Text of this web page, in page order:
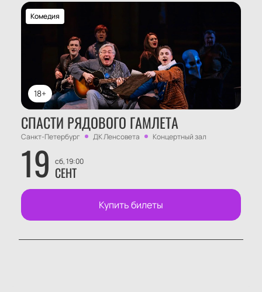
18+
Комедия
СПАСТИ РЯДОВОГО ГАМЛЕТА
Санкт-Петербург ДК Ленсовета Концертный зал
19 сб, 19:00
СЕНТ
Купить билеты